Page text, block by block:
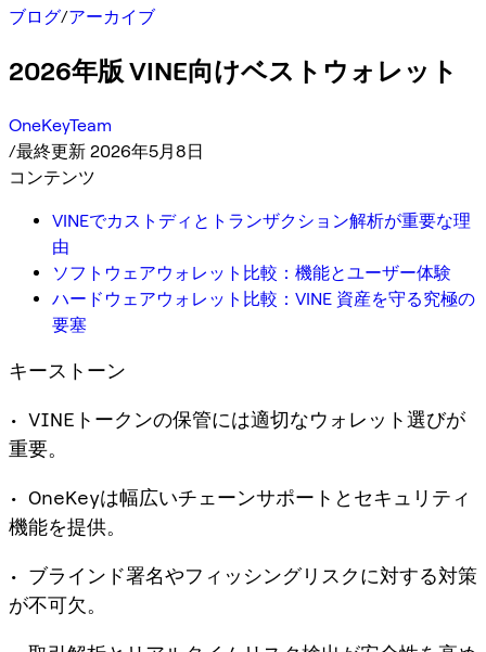
ブログ/アーカイブ
2026年版 VINE向けベストウォレット
OneKeyTeam
/最終更新 2026年5月8日
コンテンツ
VINEでカストディとトランザクション解析が重要な理
由
ソフトウェアウォレット比較：機能とユーザー体験
ハードウェアウォレット比較：VINE 資産を守る究極の
要塞
キーストーン
• VINEトークンの保管には適切なウォレット選びが
重要。
• OneKeyは幅広いチェーンサポートとセキュリティ
機能を提供。
• ブラインド署名やフィッシングリスクに対する対策
が不可欠。